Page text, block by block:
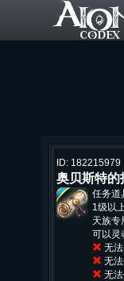
ID: 182215979
奥贝斯特的
任务道
1级以
天族专
可以灵
无
无
无